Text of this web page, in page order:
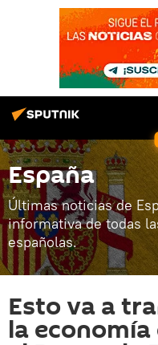
España
Últimas noticias de
informativa de todas
españolas.
Esto va a
la